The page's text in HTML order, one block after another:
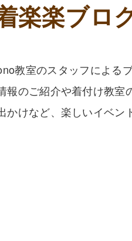
楽楽ブロ
教室のスタッフによるブ
のご紹介や着付け教室
けなど、楽しいイベン